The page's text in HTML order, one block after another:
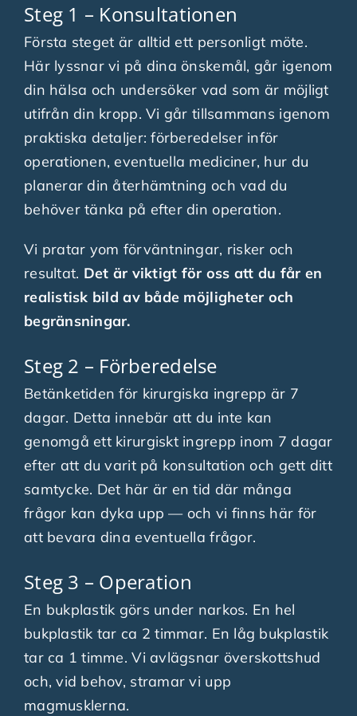
Steg 1 – Konsultationen
Första steget är alltid ett personligt möte.
Här lyssnar vi på dina önskemål, går igenom
din hälsa och undersöker vad som är möjligt
utifrån din kropp. Vi går tillsammans igenom
praktiska detaljer: förberedelser inför
operationen, eventuella mediciner, hur du
planerar din återhämtning och vad du
behöver tänka på efter din operation.
Vi pratar yom förväntningar, risker och
resultat. Det är viktigt för oss att du får en
realistisk bild av både möjligheter och
begränsningar.
Steg 2 – Förberedelse
Betänketiden för kirurgiska ingrepp är 7
dagar. Detta innebär att du inte kan
genomgå ett kirurgiskt ingrepp inom 7 dagar
efter att du varit på konsultation och gett ditt
samtycke. Det här är en tid där många
frågor kan dyka upp — och vi finns här för
att bevara dina eventuella frågor.
Steg 3 – Operation
En bukplastik görs under narkos. En hel
bukplastik tar ca 2 timmar. En låg bukplastik
tar ca 1 timme. Vi avlägsnar överskottshud
och, vid behov, stramar vi upp
magmusklerna.